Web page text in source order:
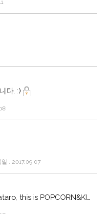
다. :)
: 2017.09.07
└ re : Dear Jommie Anme Mataro, this is POPCORN&KIKI.